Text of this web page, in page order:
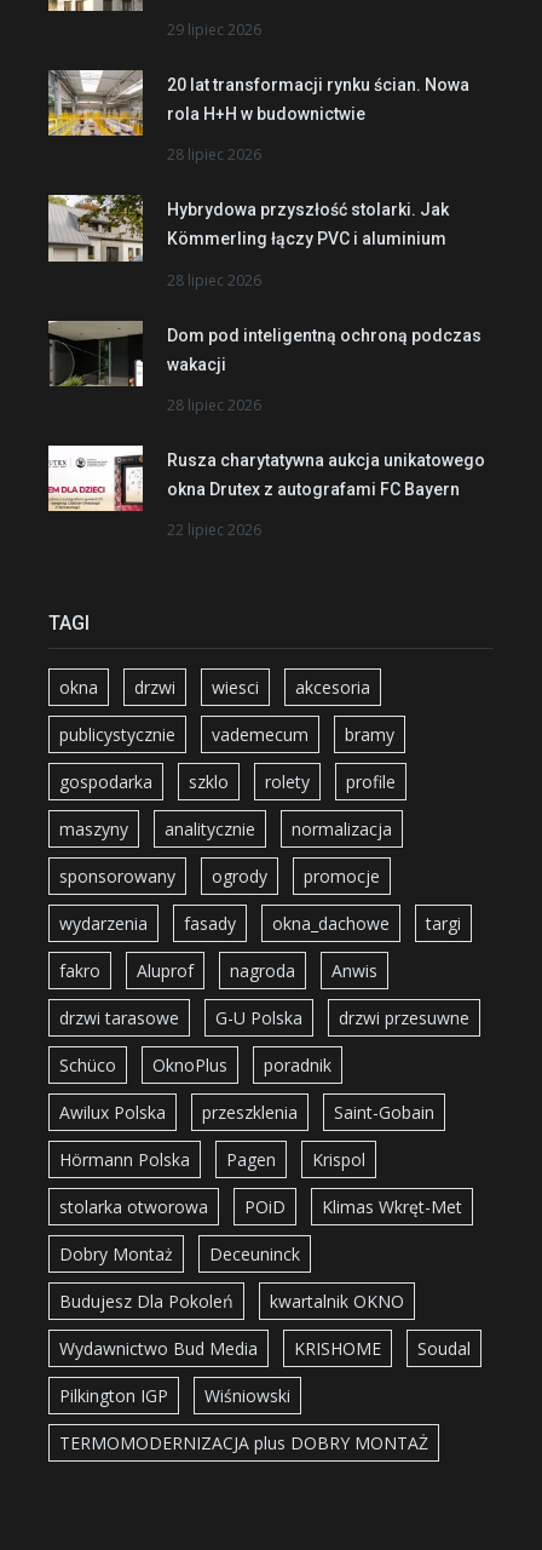
29 lipiec 2026
20 lat transformacji rynku ścian. Nowa
rola H+H w budownictwie
28 lipiec 2026
Hybrydowa przyszłość stolarki. Jak
Kömmerling łączy PVC i aluminium
28 lipiec 2026
Dom pod inteligentną ochroną podczas
wakacji
28 lipiec 2026
Rusza charytatywna aukcja unikatowego
okna Drutex z autografami FC Bayern
22 lipiec 2026
TAGI
okna drzwi wiesci akcesoria
publicystycznie vademecum bramy
gospodarka szklo rolety profile
maszyny analitycznie normalizacja
sponsorowany ogrody promocje
wydarzenia fasady okna_dachowe targi
fakro Aluprof nagroda Anwis
drzwi tarasowe G-U Polska drzwi przesuwne
Schüco OknoPlus poradnik
Awilux Polska przeszklenia Saint-Gobain
Hörmann Polska Pagen Krispol
stolarka otworowa POiD Klimas Wkręt-Met
Dobry Montaż Deceuninck
Budujesz Dla Pokoleń kwartalnik OKNO
Wydawnictwo Bud Media KRISHOME Soudal
Pilkington IGP Wiśniowski
TERMOMODERNIZACJA plus DOBRY MONTAŻ